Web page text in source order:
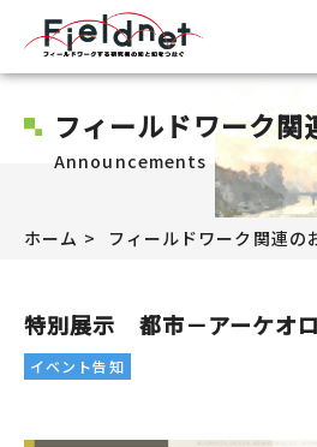
フィールドワーク関
Announcements
ホーム フィールドワーク関連の
特別展示 都市－アーケオ
イベント告知